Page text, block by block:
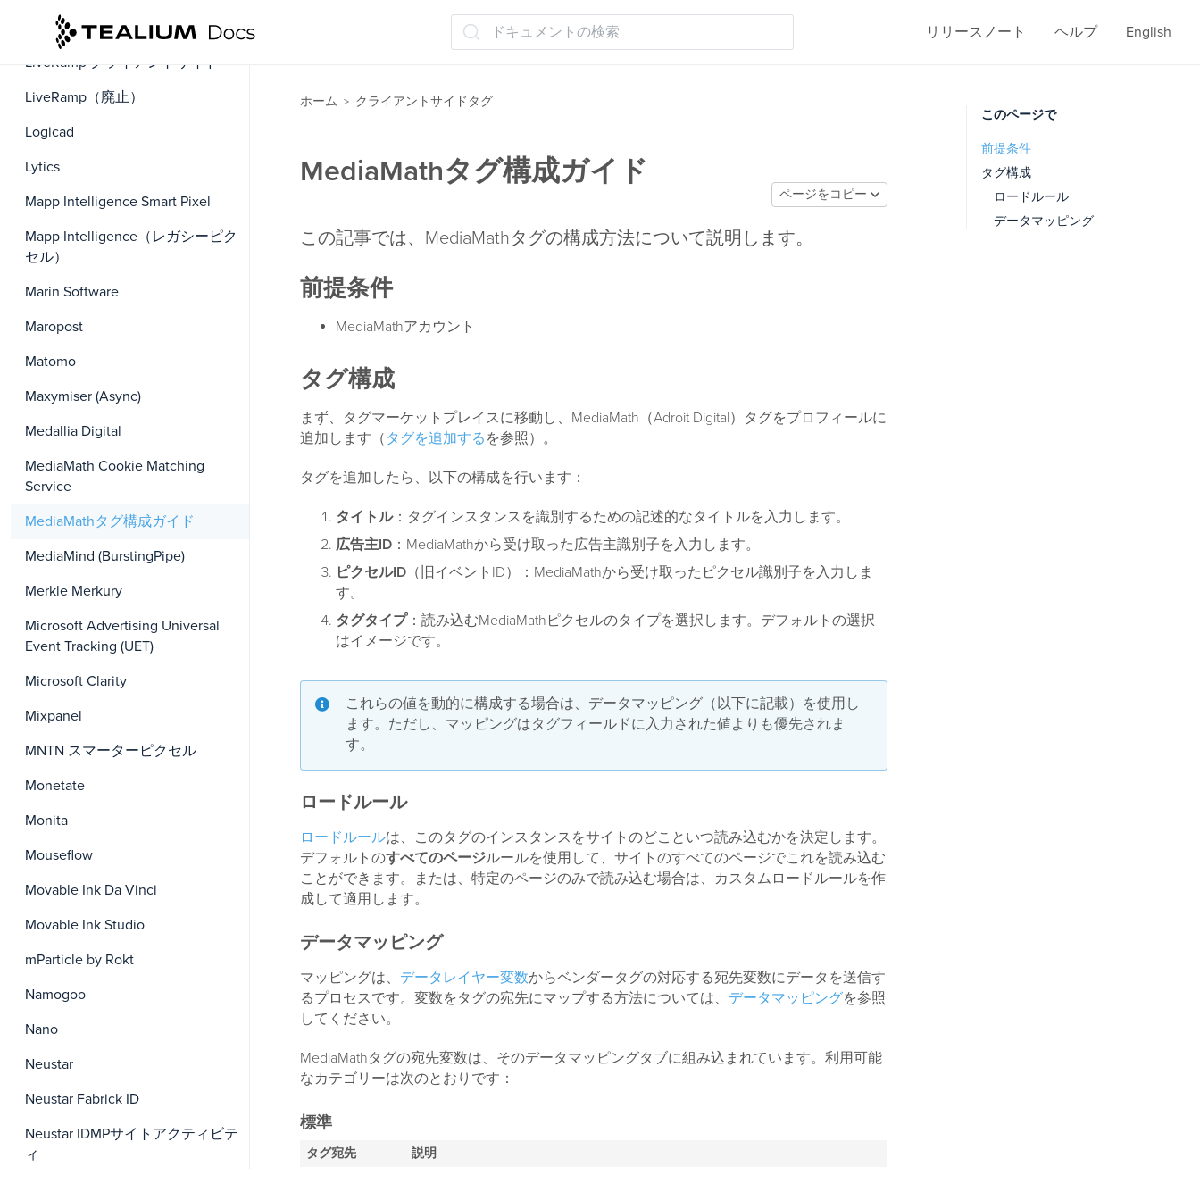
ドキュメントの検索 リリースノート ヘルプ English
LiveRamp Match Partner
LiveRamp クライアントサイド
LiveRamp（廃止）
Logicad
Lytics
Mapp Intelligence Smart Pixel
Mapp Intelligence（レガシーピク
セル）
Marin Software
Maropost
Matomo
Maxymiser (Async)
Medallia Digital
MediaMath Cookie Matching
Service
MediaMathタグ構成ガイド
MediaMind (BurstingPipe)
Merkle Merkury
Microsoft Advertising Universal
Event Tracking (UET)
Microsoft Clarity
Mixpanel
MNTN スマーターピクセル
Monetate
Monita
Mouseflow
Movable Ink Da Vinci
Movable Ink Studio
mParticle by Rokt
Namogoo
Nano
Neustar
Neustar Fabrick ID
Neustar IDMPサイトアクティビテ
ィ
ホーム > クライアントサイドタグ
MediaMathタグ構成ガイド
ページをコピー
この記事では、MediaMathタグの構成方法について説明します。
前提条件
MediaMathアカウント
タグ構成
まず、タグマーケットプレイスに移動し、MediaMath（Adroit Digital）タグをプロフィールに
追加します（ タグを追加する を参照）。
タグを追加したら、以下の構成を行います：
タイトル：タグインスタンスを識別するための記述的なタイトルを入力します。
広告主ID ：MediaMathから受け取った広告主識別子を入力します。
ピクセルID （旧イベントID）：MediaMathから受け取ったピクセル識別子を入力しま
す。
タグタイプ：読み込むMediaMathピクセルのタイプを選択します。デフォルトの選択
はイメージです。
これらの値を動的に構成する場合は、データマッピング（以下に記載）を使用し
ます。ただし、マッピングはタグフィールドに入力された値よりも優先されま
す。
ロードルール
ロードルールは、このタグのインスタンスをサイトのどこといつ読み込むかを決定します。
デフォルトのすべてのページルールを使用して、サイトのすべてのページでこれを読み込む
ことができます。または、特定のページのみで読み込む場合は、カスタムロードルールを作
成して適用します。
データマッピング
マッピングは、 データレイヤー変数からベンダータグの対応する宛先変数にデータを送信す
るプロセスです。変数をタグの宛先にマップする方法については、 データマッピングを参照
してください。
MediaMathタグの宛先変数は、そのデータマッピングタブに組み込まれています。利用可能
なカテゴリーは次のとおりです：
標準
タグ宛先 説明
このページで
前提条件
タグ構成
ロードルール
データマッピング